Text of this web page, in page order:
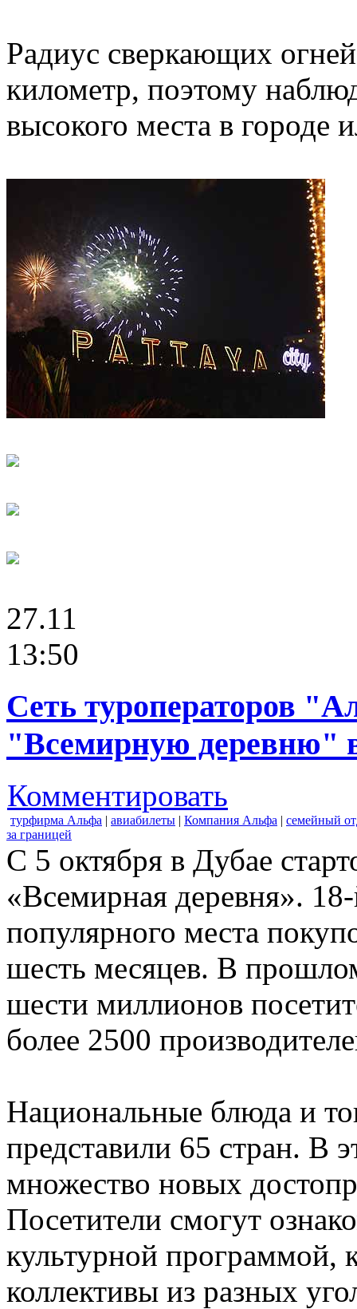
Радиус сверкающих
километр, поэтому
высокого места в городе
27.11
13:50
Сеть туроператоров
"Всемирную деревню"
Комментировать
турфирма Альфа | авиабилеты | Компания Альфа | семейный
за границей
С 5 октября в Дубае
«Всемирная деревня».
популярного места
шесть месяцев. В
шести миллионов
более 2500
Национальные блюда и
представили 65 стран. В
множество новых
Посетители смогут
культурной программой,
коллективы из разных